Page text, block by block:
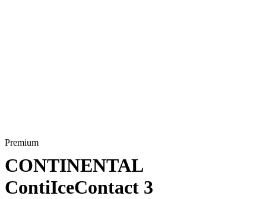
Premium
CONTINENTAL
ContiIceContact 3